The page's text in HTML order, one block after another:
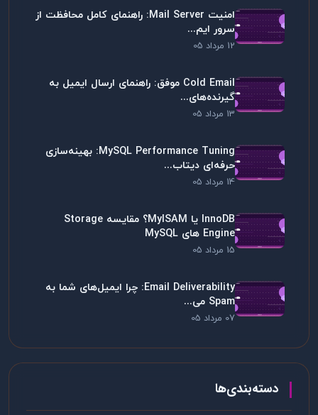
امنیت Mail Server: راهنمای کامل محافظت از
سرور ایم...
12 مرداد 05
Cold Email موفق: راهنمای ارسال ایمیل به
گیرنده‌های...
13 مرداد 05
MySQL Performance Tuning: بهینه‌سازی
حرفه‌ای دیتاب...
14 مرداد 05
InnoDB یا MyISAM؟ مقایسه Storage
Engine های MySQL
15 مرداد 05
Email Deliverability: چرا ایمیل‌های شما به
Spam می...
07 مرداد 05
دسته‌بندی‌ها